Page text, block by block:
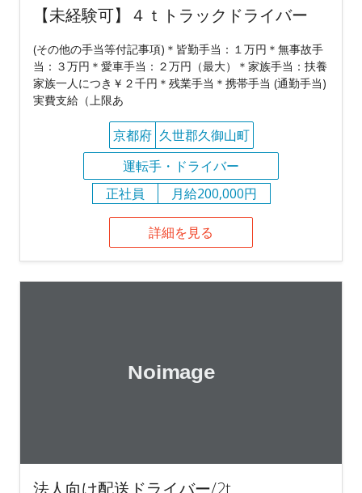
【未経験可】４ｔトラックドライバー
(その他の手当等付記事項)＊皆勤手当：１万円＊無事故手
当：３万円＊愛車手当：２万円（最大）＊家族手当：扶養
家族一人につき￥２千円＊残業手当＊携帯手当 (通勤手当)
実費支給（上限あ
京都府 久世郡久御山町
運転手・ドライバー
正社員
月給200,000円
詳細を見る
法人向け配送ドライバー/2t